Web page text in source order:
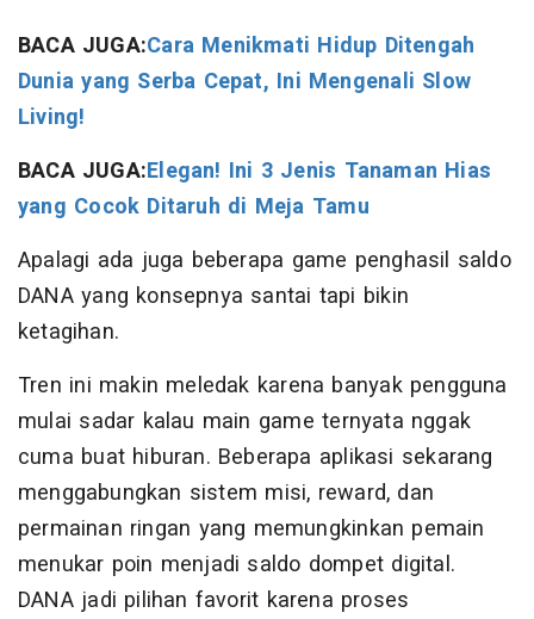
BACA JUGA:Cara Menikmati Hidup Ditengah
Dunia yang Serba Cepat, Ini Mengenali Slow
Living!
BACA JUGA:Elegan! Ini 3 Jenis Tanaman Hias
yang Cocok Ditaruh di Meja Tamu
Apalagi ada juga beberapa game penghasil saldo
DANA yang konsepnya santai tapi bikin
ketagihan.
Tren ini makin meledak karena banyak pengguna
mulai sadar kalau main game ternyata nggak
cuma buat hiburan. Beberapa aplikasi sekarang
menggabungkan sistem misi, reward, dan
permainan ringan yang memungkinkan pemain
menukar poin menjadi saldo dompet digital.
DANA jadi pilihan favorit karena proses